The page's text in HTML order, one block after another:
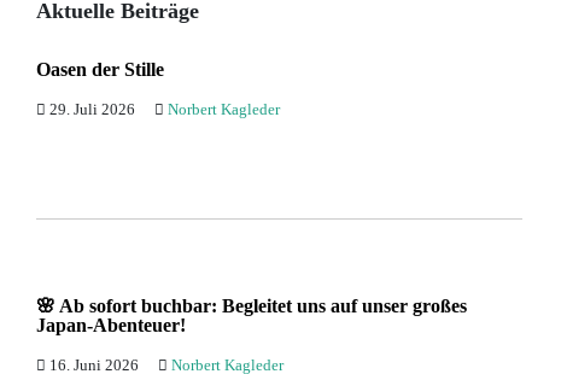
Aktuelle Beiträge
Oasen der Stille
29. Juli 2026 Norbert Kagleder
🌸 Ab sofort buchbar: Begleitet uns auf unser großes
Japan-Abenteuer!
16. Juni 2026 Norbert Kagleder